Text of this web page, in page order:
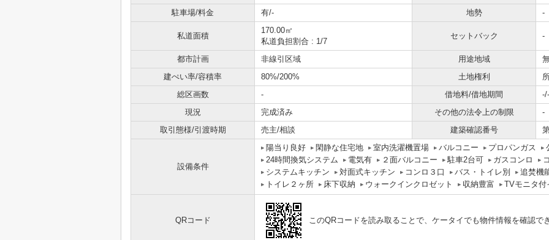
駐車場/料金
有/- 地勢 -
私道面積
170.00㎡
私道負担割合 : 1/7
セットバック -
都市計画 非線引区域 用途地域
建ぺい率/容積率
80%/200% 土地権利
総区画数
- 借地料/借地期間
-/-
現況
完成済み その他の法令上の制限
-
取引態様/引渡時期
売主/相談 建築確認番号
設備条件
陽当り良好 閑静な住宅地 室内洗濯機置場 バルコニー プロパンガス
24時間換気システム
電気有 ２面バルコニー 駐車2台可 ガスコンロ
システムキッチン
対面式キッチン コンロ３口 バス・トイレ別
追焚機
トイレ２ヶ所
床下収納 ウォークインクロゼット 収納豊富 TVモニタ付
QRコード このQRコードを読み取ることで、ケータイでも物件情報を確認で